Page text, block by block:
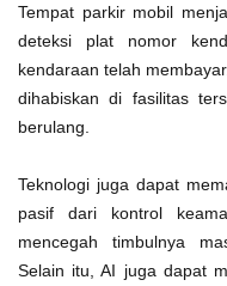
Tempat parkir mobil
deteksi plat nomor
kendaraan telah
dihabiskan di fasilitas
berulang.
Teknologi juga dapat
pasif dari kontrol
mencegah timbulnya
Selain itu, AI juga dapat